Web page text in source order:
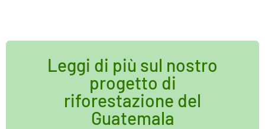
Leggi di più sul nostro
progetto di
riforestazione del
Guatemala